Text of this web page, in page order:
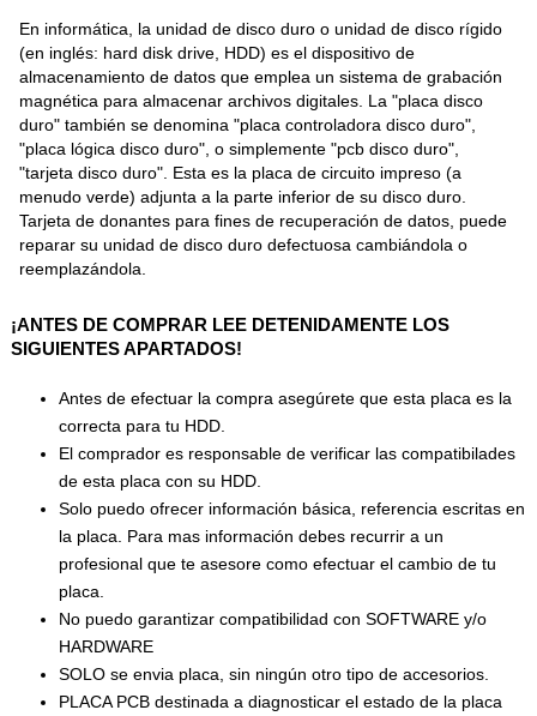
En informática, la unidad de disco duro o unidad de disco rígido
(en inglés: hard disk drive, HDD) es el dispositivo de
almacenamiento de datos que emplea un sistema de grabación
magnética para almacenar archivos digitales. La "placa disco
duro" también se denomina "placa controladora disco duro",
"placa lógica disco duro", o simplemente "pcb disco duro",
"tarjeta disco duro". Esta es la placa de circuito impreso (a
menudo verde) adjunta a la parte inferior de su disco duro.
Tarjeta de donantes para fines de recuperación de datos, puede
reparar su unidad de disco duro defectuosa cambiándola o
reemplazándola.
¡ANTES DE COMPRAR LEE DETENIDAMENTE LOS
SIGUIENTES APARTADOS!
Antes de efectuar la compra asegúrete que esta placa es la
correcta para tu HDD.
El comprador es responsable de verificar las compatibilades
de esta placa con su HDD.
Solo puedo ofrecer información básica, referencia escritas en
la placa. Para mas información debes recurrir a un
profesional que te asesore como efectuar el cambio de tu
placa.
No puedo garantizar compatibilidad con SOFTWARE y/o
HARDWARE
SOLO se envia placa, sin ningún otro tipo de accesorios.
PLACA PCB destinada a diagnosticar el estado de la placa